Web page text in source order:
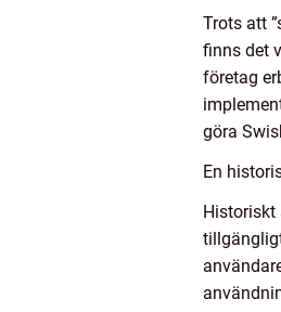
Trots att
finns det
företag
göra
En
Historiskt